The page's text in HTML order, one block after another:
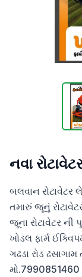
નવા
બલવાન રોટાવેટર
તમારું જૂનું
જૂના રોટાવેટર ની
ખોડલ ફાર્મ
ગઢડા રોડ ઢસાગામ
મો.7990851460